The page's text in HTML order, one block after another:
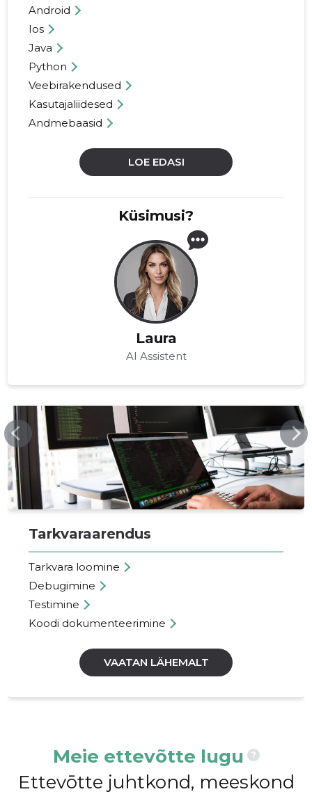
Android
Ios
Java
Python
Veebirakendused
Kasutajaliidesed
Andmebaasid
LOE EDASI
Küsimusi?
Laura
AI Assistent
VOOLAID.COM
Tarkvaraarendus
Tarkvara loomine
Debugimine
Testimine
Koodi dokumenteerimine
VAATAN LÄHEMALT
Meie ettevõtte lugu ?
Ettevōtte juhtkond, meeskond